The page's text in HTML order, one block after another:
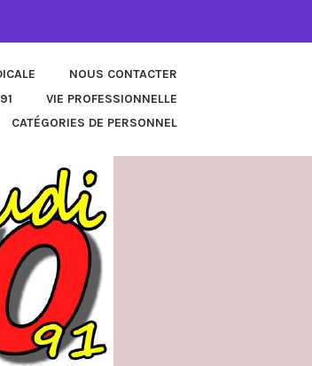
NOUS CONTACTER
VIE PROFESSIONNELLE
CATÉGORIES DE PERSONNEL